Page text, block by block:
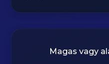
Magas vagy